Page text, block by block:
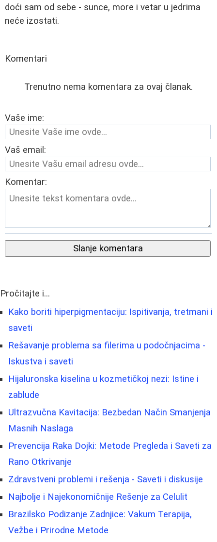
doći sam od sebe - sunce, more i vetar u jedrima
neće izostati.
Komentari
Trenutno nema komentara za ovaj članak.
Vaše ime:
Vaš email:
Komentar:
Slanje komentara
Pročitajte i...
Kako boriti hiperpigmentaciju: Ispitivanja, tretmani i
saveti
Rešavanje problema sa filerima u podočnjacima -
Iskustva i saveti
Hijaluronska kiselina u kozmetičkoj nezi: Istine i
zablude
Ultrazvučna Kavitacija: Bezbedan Način Smanjenja
Masnih Naslaga
Prevencija Raka Dojki: Metode Pregleda i Saveti za
Rano Otkrivanje
Zdravstveni problemi i rešenja - Saveti i diskusije
Najbolje i Najekonomičnije Rešenje za Celulit
Brazilsko Podizanje Zadnjice: Vakum Terapija,
Vežbe i Prirodne Metode